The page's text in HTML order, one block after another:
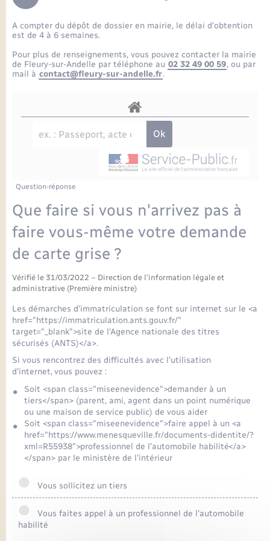
Projet nouveau groupe scolaire
Articles de presse
Etat-civil - Papiers - Citoyenneté
Mariage – PACS
Parrainage civil
Logement - Urbanisme
Nouvel habitant
Organisation d’événement
Sécurité - Prévention
Seniors
Transports
Transports scolaires
Voirie et espace public
Travaux - Autorisation d’occupation de l’espace
public
La mairie
Comptes rendus de conseils
Délibérations du conseil municipal
Comptes rendus du conseil municipal
Budget
Actualités
Commerces - Entreprises - Emploi
Plan interactif
La Communauté de communes
Sorties - Animations
A compter du dépôt de dossier en mairie, le délai d’obtention
est de 4 à 6 semaines.
Pour plus de renseignements, vous pouvez contacter la mairie
de Fleury-sur-Andelle par téléphone au 02 32 49 00 59, ou par
mail à contact@fleury-sur-andelle.fr.
Question-réponse
Que faire si vous n'arrivez pas à
faire vous-même votre demande
de carte grise ?
Vérifié le 31/03/2022 – Direction de l'information légale et
administrative (Première ministre)
Les démarches d'immatriculation se font sur internet sur le <a
href="https://immatriculation.ants.gouv.fr/"
target="_blank">site de l'Agence nationale des titres
sécurisés (ANTS)</a>.
Si vous rencontrez des difficultés avec l'utilisation
d'internet, vous pouvez :
Soit <span class="miseenevidence">demander à un
tiers</span> (parent, ami, agent dans un point numérique
ou une maison de service public) de vous aider
Soit <span class="miseenevidence">faire appel à un <a
href="https://www.menesqueville.fr/documents-didentite/?
xml=R55938">professionnel de l'automobile habilité</a>
</span> par le ministère de l'intérieur
Vous sollicitez un tiers
Vous faites appel à un professionnel de l'automobile
habilité